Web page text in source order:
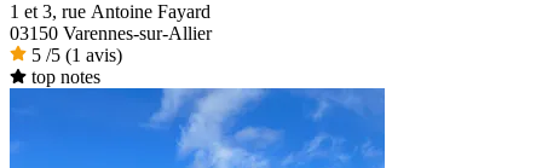
1 et 3, rue Antoine Fayard
03150 Varennes-sur-Allier
5 /5 (1 avis)
top notes